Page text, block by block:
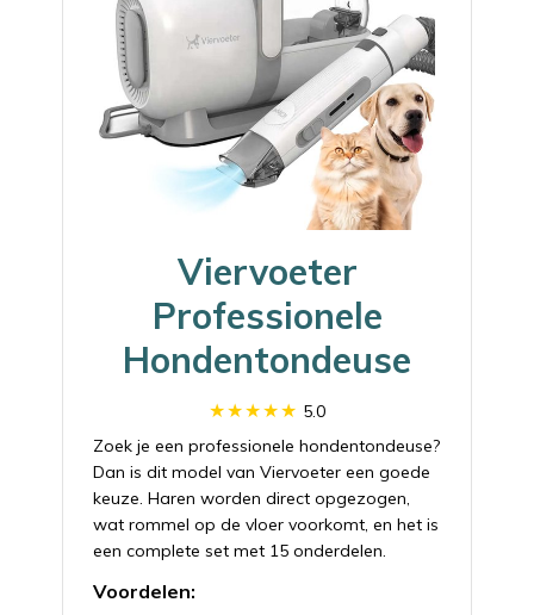
Viervoeter
Professionele
Hondentondeuse
5.0
Zoek je een professionele hondentondeuse?
Dan is dit model van Viervoeter een goede
keuze. Haren worden direct opgezogen,
wat rommel op de vloer voorkomt, en het is
een complete set met 15 onderdelen.
Voordelen: